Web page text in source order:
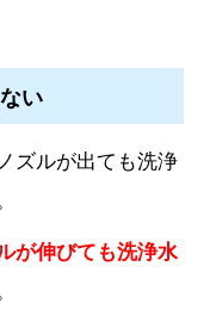
い
ズルが出ても洗浄
が伸びても洗浄水